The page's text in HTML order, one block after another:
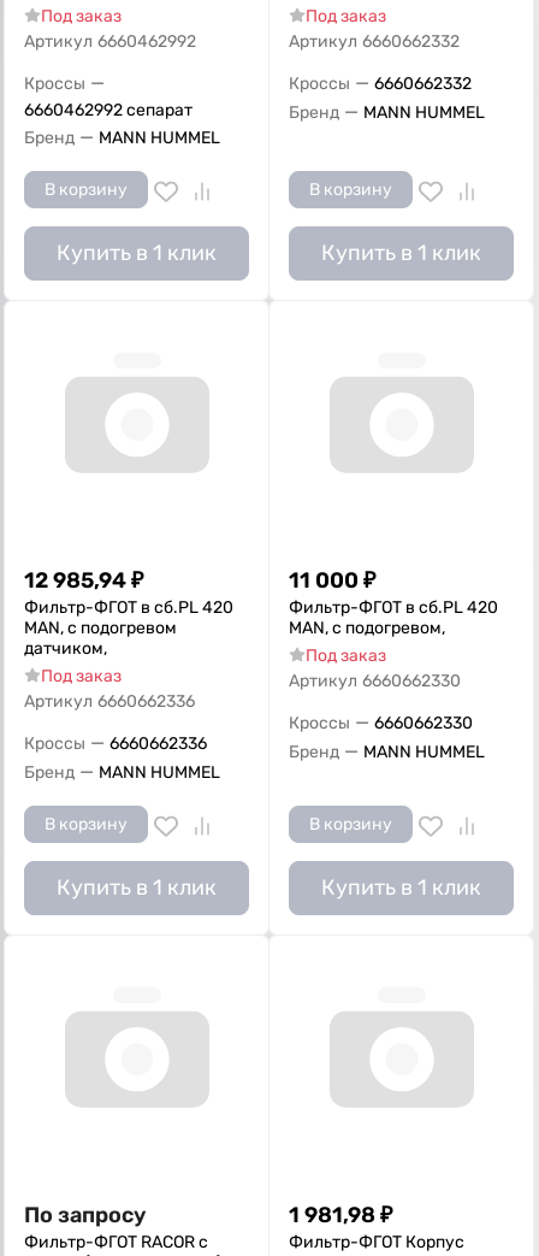
Под заказ
Артикул 6660462992
Кроссы —
6660462992 сепарат
Бренд — MANN HUMMEL
В корзину
Купить в 1 клик
Под заказ
Артикул 6660662332
Кроссы — 6660662332
Бренд — MANN HUMMEL
В корзину
Купить в 1 клик
12 985,94₽
Фильтр-ФГОТ в сб.PL 420
MAN, с подогревом
датчиком,
Под заказ
Артикул 6660662336
Кроссы — 6660662336
Бренд — MANN HUMMEL
В корзину
Купить в 1 клик
11 000 ₽
Фильтр-ФГОТ в сб.PL 420
MAN, с подогревом,
Под заказ
Артикул 6660662330
Кроссы — 6660662330
Бренд — MANN HUMMEL
В корзину
Купить в 1 клик
По запросу
Фильтр-ФГОТ RACOR c
1 981,98 ₽
Фильтр-ФГОТ Корпус